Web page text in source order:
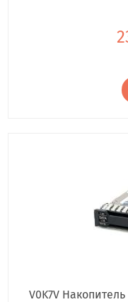
V0K7V Накопитель